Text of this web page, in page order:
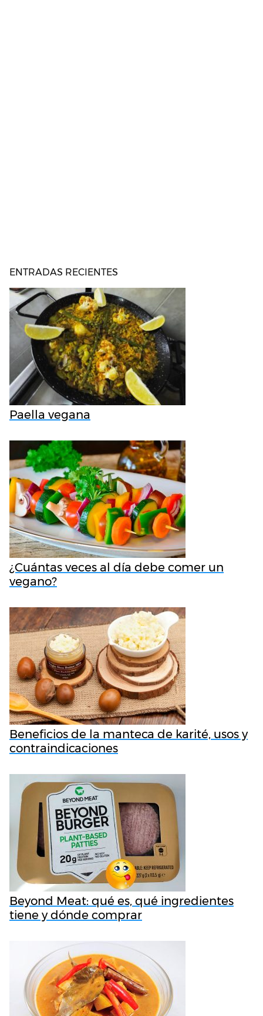
ENTRADAS RECIENTES
Paella vegana
¿Cuántas veces al día debe comer un
vegano?
Beneficios de la manteca de karité, usos y
contraindicaciones
Beyond Meat: qué es, qué ingredientes
tiene y dónde comprar